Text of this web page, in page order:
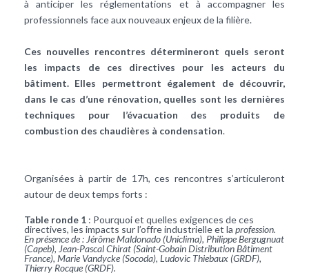
à anticiper les réglementations et à accompagner les
professionnels face aux nouveaux enjeux de la filière.
Ces nouvelles rencontres détermineront quels seront
les impacts de ces directives pour les acteurs du
bâtiment. Elles permettront également de découvrir,
dans le cas d’une rénovation, quelles sont les dernières
techniques pour l’évacuation des produits de
combustion des chaudières à condensation.
Organisées à partir de 17h, ces rencontres s’articuleront
autour de deux temps forts :
Table ronde 1 : Pourquoi et quelles exigences de ces
directives, les impacts sur l’offre industrielle et la profession.
En présence de : Jérôme Maldonado (Uniclima), Philippe Bergugnuat
(Capeb), Jean-Pascal Chirat (Saint-Gobain Distribution Bâtiment
France), Marie Vandycke (Socoda), Ludovic Thiebaux (GRDF),
Thierry Rocque (GRDF).